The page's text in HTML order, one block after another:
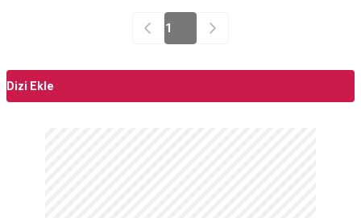
1
Dizi Ekle